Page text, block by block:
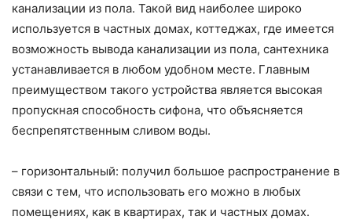
канализации из пола. Такой вид наиболее широко
используется в частных домах, коттеджах, где имеется
возможность вывода канализации из пола, сантехника
устанавливается в любом удобном месте. Главным
преимуществом такого устройства является высокая
пропускная способность сифона, что объясняется
беспрепятственным сливом воды.
– горизонтальный: получил большое распространение в
связи с тем, что использовать его можно в любых
помещениях, как в квартирах, так и частных домах.